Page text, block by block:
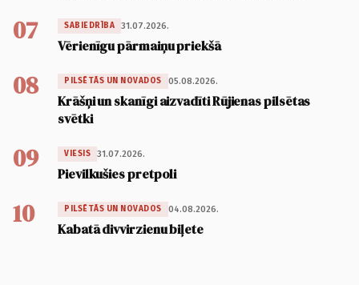
07 SABIEDRĪBA 31.07.2026.
Vērienīgu pārmaiņu priekšā
08 PILSĒTĀS UN NOVADOS 05.08.2026.
Krāšņi un skanīgi aizvadīti Rūjienas pilsētas
svētki
09 VIESIS 31.07.2026.
Pievilkušies pretpoli
10 PILSĒTĀS UN NOVADOS 04.08.2026.
Kabatā divvirzienu biļete